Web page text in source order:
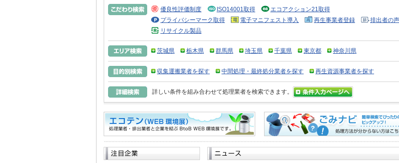
優良性評価制度 ISO14001取得
エコアクション21取得
プライバシーマーク取得
電子マニフェスト導入 再生事業者登録
排出者の声
リサイクル製品
茨城県 栃木県 群馬県 埼玉県 千葉県 東京都 神奈川県
収集運搬業者を探す 中間処理・最終処分業者を探す 再生資源事業者を探す
詳しい条件を組み合わせて処理業者を検索できます。